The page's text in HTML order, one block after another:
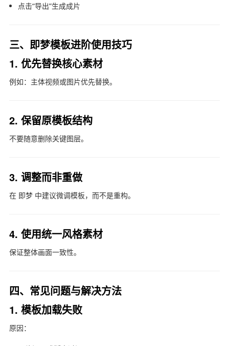
点击“导出”生成成片
三、即梦模板进阶使用技巧
1. 优先替换核心素材
例如：主体视频或图片优先替换。
2. 保留原模板结构
不要随意删除关键图层。
3. 调整而非重做
在 即梦中建议微调模板，而不是重构。
4. 使用统一风格素材
保证整体画面一致性。
四、常见问题与解决方法
1. 模板加载失败
原因：